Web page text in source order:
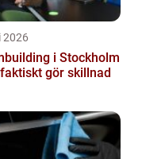
2026
i Stockholm
gör skillnad